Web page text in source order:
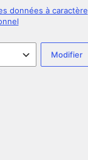
données à caractère